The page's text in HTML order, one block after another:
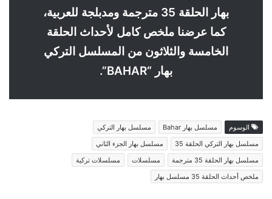
بهار الحلقة 35 مترجمة ومدبلجة للعربية،
كما عرضنا ملخص كامل لأحداث الحلقة
الخامسة والثلاثون من المسلسل التركي
بهار “BAHAR”.
الوسوم مسلسل بهار Bahar
مسلسل بهار التركي
مسلسل بهار التركي الحلقة 35
مسلسل بهار الجزء الثاني
مسلسل بهار الحلقة 35 مترجمة
مسلسلات
مسلسلات تركية
ملخص أحداث الحلقة 35 مسلسل بهار